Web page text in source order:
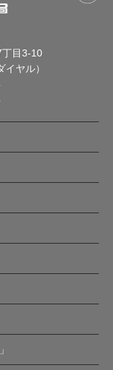
目3-10
ヤル）